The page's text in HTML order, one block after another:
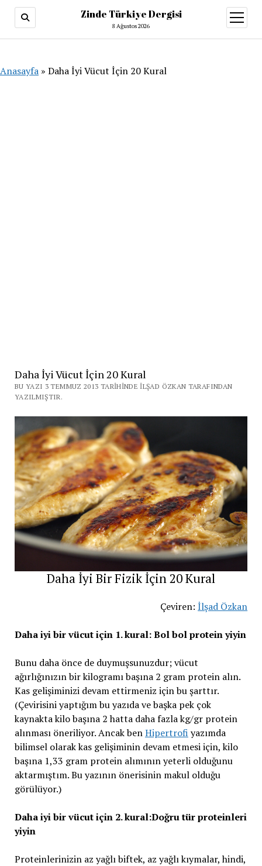
Zinde Türkiye Dergisi
8 Ağustos 2026
aç
Anasayfa » Daha İyi Vücut İçin 20 Kural
Daha İyi Vücut İçin 20 Kural
BU YAZI 3 TEMMUZ 2013 TARIHINDE İLŞAD ÖZKAN TARAFINDAN
YAZILMIŞTIR.
Daha İyi Bir Fizik İçin 20 Kural
Çeviren:İlşad Özkan
Daha iyi bir vücut için 1. kural: Bol bol protein yiyin
Bunu daha önce de duymuşsunuzdur; vücut
ağırlığınızın bir kilogramı başına 2 gram protein alın.
Kas gelişiminizi devam ettirmeniz için bu şarttır.
(Çevirisini yaptığım bu yazıda ve başka pek çok
kaynakta kilo başına 2 hatta daha fazla kg/gr protein
alınması öneriliyor. Ancak benHipertrofi yazımda
bilimsel olarak kas gelişiminin devam etmesi için, kilo
başına 1,33 gram protein alımının yeterli olduğunu
aktarmıştım. Bu yazının önerisinin makul olduğu
görülüyor.)
Daha iyi bir vücut için 2. kural:Doğru tür proteinleri
yiyin
Proteinlerinizin az yağlı biftek, az yağlı kıymalar, hindi,